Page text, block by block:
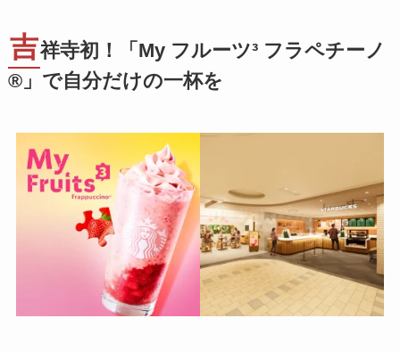
吉祥寺初！「My フルーツ³ フラペチーノ
®」で自分だけの一杯を